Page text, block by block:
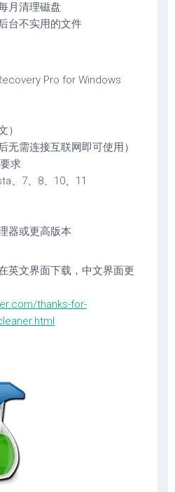
月清理磁盘
台不实用的文件
Pro for Windows
）
无需连接互联网即可使用）
求
、7、8、10、11
器或更高版本
英文界面下载，中文界面更
thanks-for-